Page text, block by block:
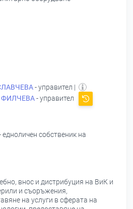
- управител |
- управител
едноличен собственик на
внос и дистрибуция на ВиК и
и съоръжения,
на услуги в сферата на